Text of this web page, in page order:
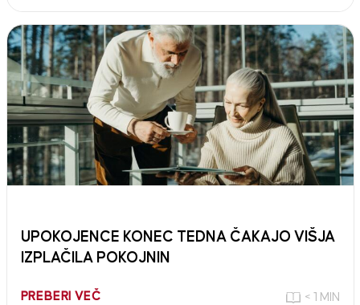
UPOKOJENCE KONEC TEDNA ČAKAJO VIŠJA
IZPLAČILA POKOJNIN
PREBERI VEČ < 1 MIN